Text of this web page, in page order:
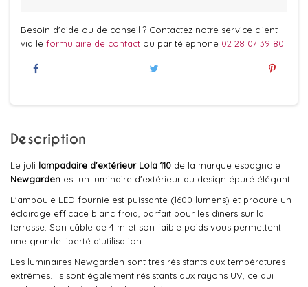
Besoin d'aide ou de conseil ? Contactez notre service client
via le formulaire de contact ou par téléphone 02 28 07 39 80
Description
Le joli lampadaire d'extérieur Lola 110 de la marque espagnole
Newgarden est un luminaire d'extérieur au design épuré élégant.
L'ampoule LED fournie est puissante (1600 lumens) et procure un
éclairage efficace blanc froid, parfait pour les dîners sur la
terrasse. Son câble de 4 m et son faible poids vous permettent
une grande liberté d'utilisation.
Les luminaires Newgarden sont très résistants aux températures
extrêmes. Ils sont également résistants aux rayons UV, ce qui